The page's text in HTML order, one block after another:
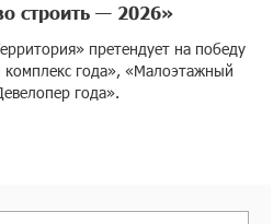
строить — 2026»
претендует на победу
года», «Малоэтажный
года».